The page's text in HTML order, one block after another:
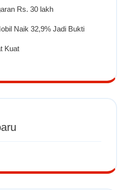
Rs. 30 lakh
Naik 32,9% Jadi Bukti
Kuat